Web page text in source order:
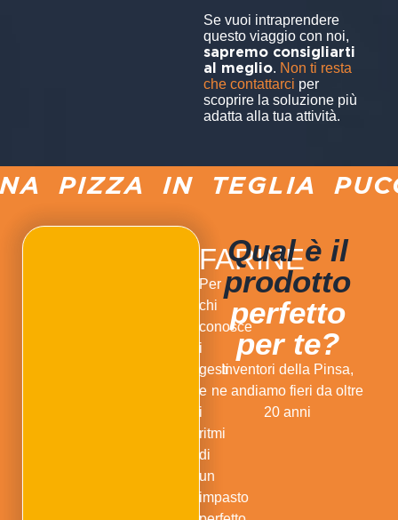
Se vuoi intraprendere
questo viaggio con noi,
sapremo consigliarti
al meglio. Non ti resta
che contattarci per
scoprire la soluzione più
adatta alla tua attività.
PIZZA IN TEGLIA
FARINE
Per
chi
conosce
i
gesti
e
i
ritmi
di
un
impasto
Qual è il
prodotto
perfetto
per te?
Inventori della Pinsa,
ne andiamo fieri da oltre
20 anni